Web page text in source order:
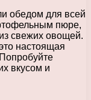
обедом для всей
пюре,
свежих овощей.
настоящая
вкусом и